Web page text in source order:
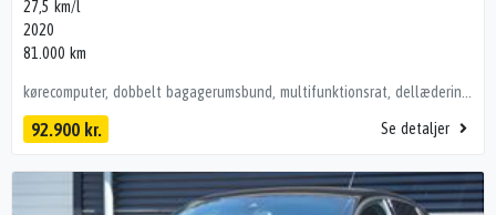
27,5 km/l
2020
81.000 km
kørecomputer, dobbelt bagagerumsbund, multifunktionsrat, dellæderindtræk, højdejust. førersæde, el-justerbar lændestøtte, splitbagsæde, 16" alufælge, el-sidespejle, tågelygter, led kørelys, tagræling, mørktonede ruder i bag, aftageligt træk, aircondition, varme i rat, fjernb. centrallås, fartpilot, aut. nedbl. bakspejl, sædevarme, el-ruder, håndfrit til mobil, apple carplay, aux tilslutning, parkeringssensor (bag), parkeringssensor (for), dæktryksmåler, isofix, automatisk lys, airbag, esp
92.900 kr. Se detaljer